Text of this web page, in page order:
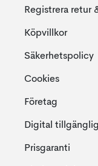
Registrera retur
Köpvillkor
Säkerhetspolicy
Cookies
Företag
Digital
Prisgaranti